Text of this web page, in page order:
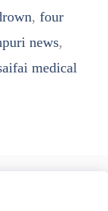
, four
news,
medical